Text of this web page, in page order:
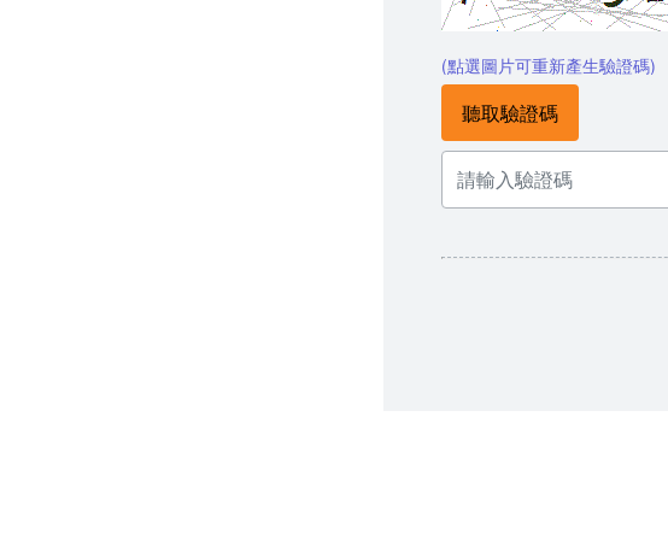
(點選圖片可重新產生驗證碼)
聽取驗證碼